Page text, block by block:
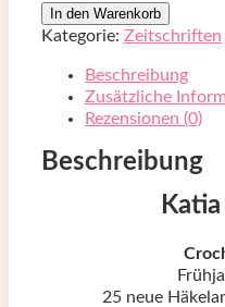
In den Warenkorb
Kategorie: Zeitschriften
Beschreibung
Zusätzliche
Rezensionen (0)
Beschreibung
25 neue